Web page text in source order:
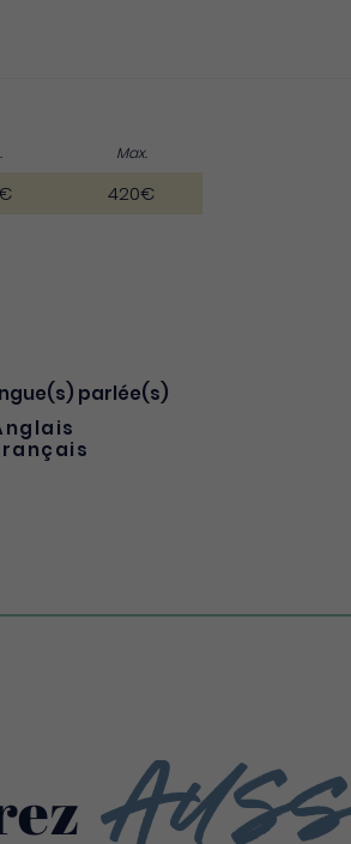
Max.
420€
parlée(s)